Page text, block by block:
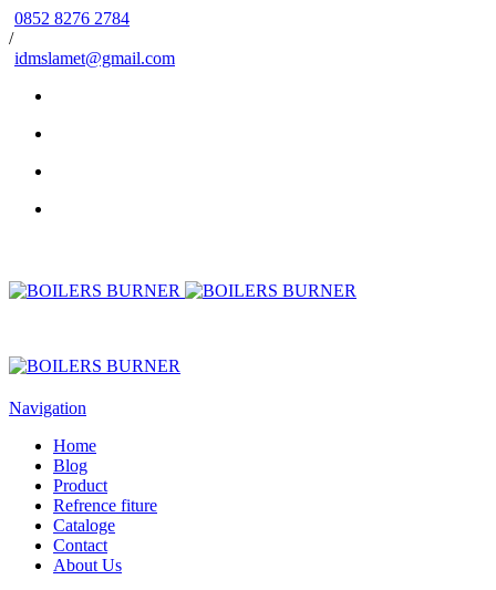
0852 8276 2784
/
idmslamet@gmail.com
Navigation
Home
Blog
Product
Refrence fiture
Cataloge
Contact
About Us